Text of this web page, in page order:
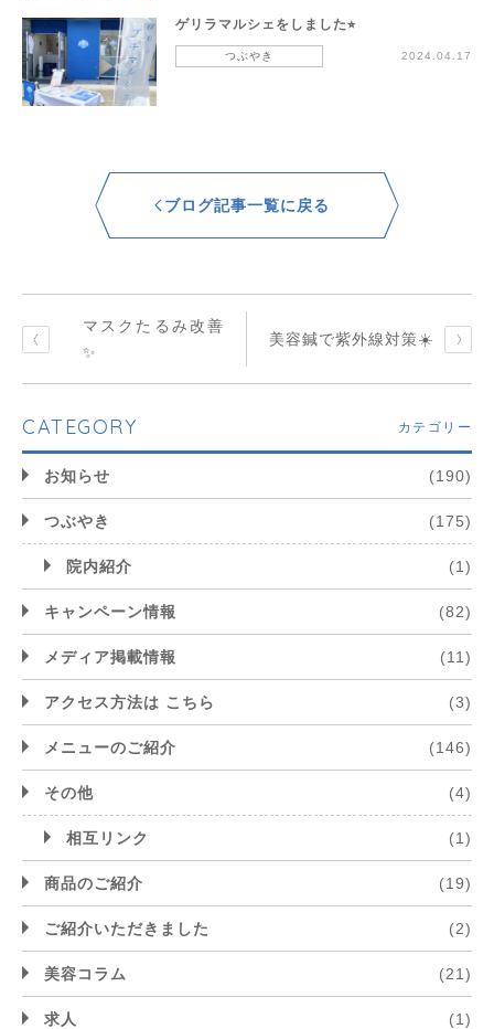
ゲリラマルシェをしました⭐︎
つぶやき 2024.04.17
ブログ記事一覧に戻る
マスクたるみ改善
✨
美容鍼で紫外線対策☀️
CATEGORY カテゴリー
お知らせ (190)
つぶやき (175)
院内紹介 (1)
キャンペーン情報 (82)
メディア掲載情報 (11)
アクセス方法は こちら (3)
メニューのご紹介 (146)
その他 (4)
相互リンク (1)
商品のご紹介 (19)
ご紹介いただきました (2)
美容コラム (21)
求人 (1)